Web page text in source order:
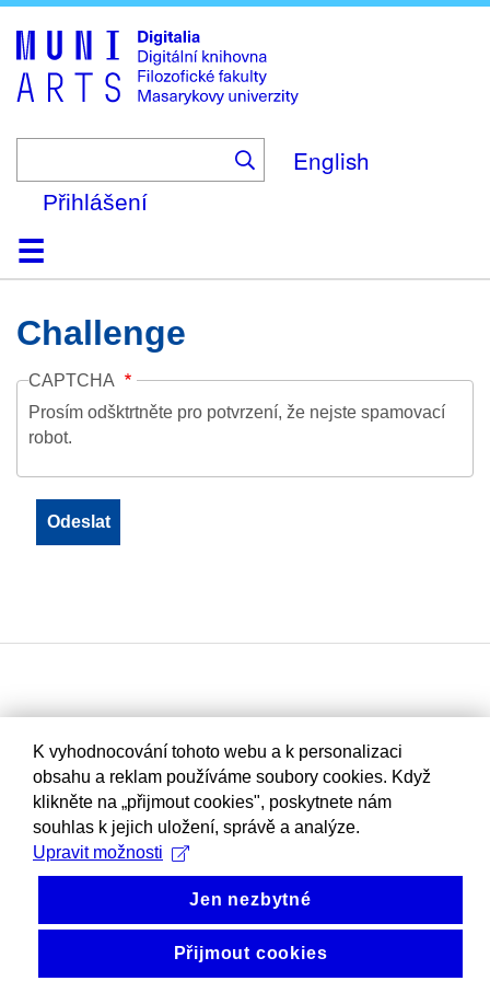
to
main
content
English
Přihlášení
DomůKolekce
Prohlížení
Vyhledávání
O platformě
Nápověda
KontaktDigitalia
Challenge
CAPTCHA
Prosím odšktrtněte pro potvrzení, že nejste spamovací
robot.
K vyhodnocování tohoto webu a k personalizaci
obsahu a reklam používáme soubory cookies. Když
klikněte na „přijmout cookies", poskytnete nám
souhlas k jejich uložení, správě a analýze.
Upravit možnosti
Jen nezbytné
Přijmout cookies